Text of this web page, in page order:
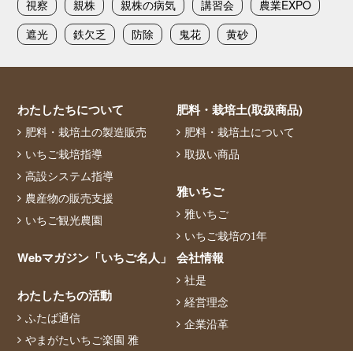
視察
親株 親株の病気 講習会
農業EXPO
遮光
鉄欠乏 防除 鬼花 黄砂
わたしたちについて
肥料・栽培土の製造販売
いちご栽培指導
高設システム指導
農産物の販売支援
いちご観光農園
肥料・栽培土(取扱商品)
肥料・栽培土について
取扱い商品
雅いちご
雅いちご
いちご栽培の1年
Webマガジン「いちご名人」
わたしたちの活動
ふたば通信
やまがたいちご楽園 雅
会社情報
社是
経営理念
企業沿革